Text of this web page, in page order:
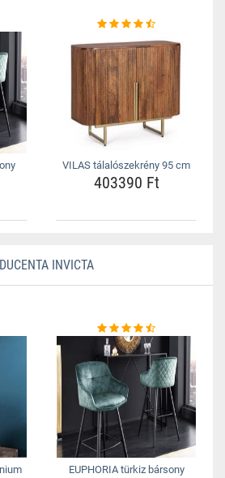
VILAS tálalószekrény 95 cm
403390 Ft
INVICTA
EUPHORIA türkiz bársony